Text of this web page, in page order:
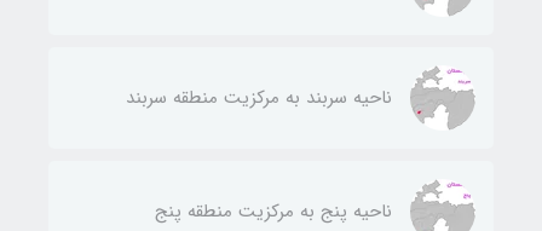
ناحيه سربند به مركزيت منطقه سربند
ناحيه پنج به مركزيت منطقه پنج